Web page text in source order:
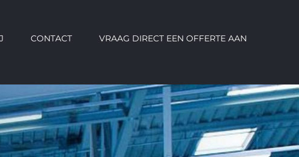
CONTACT VRAAG DIRECT EEN OFFERTE AAN